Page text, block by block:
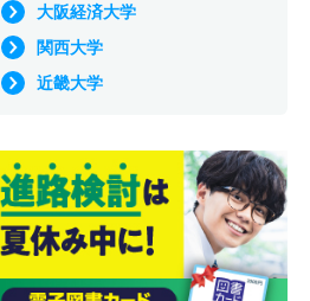
大阪経済大学
関西大学
近畿大学